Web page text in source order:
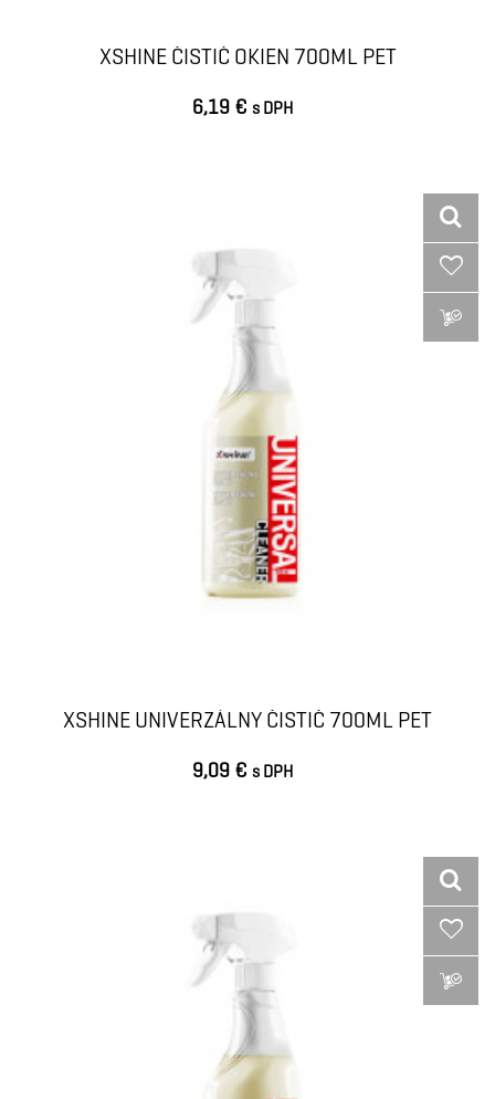
XSHINE ČISTIČ OKIEN 700ML PET
6,19 € s DPH
XSHINE UNIVERZÁLNY ČISTIČ 700ML PET
9,09 € s DPH